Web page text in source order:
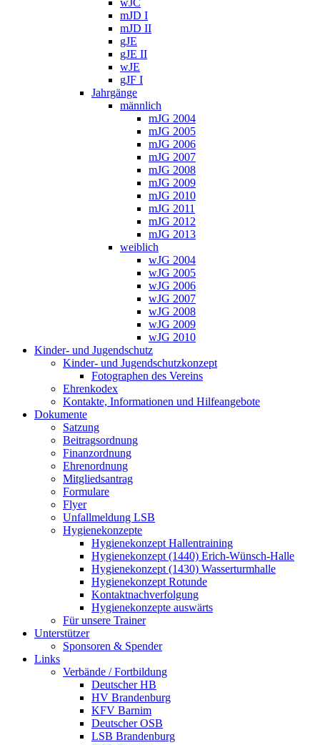
wJC
mJD I
mJD II
gJE
gJE II
wJE
gJF I
Jahrgänge
männlich
mJG 2004
mJG 2005
mJG 2006
mJG 2007
mJG 2008
mJG 2009
mJG 2010
mJG 2011
mJG 2012
mJG 2013
weiblich
wJG 2004
wJG 2005
wJG 2006
wJG 2007
wJG 2008
wJG 2009
wJG 2010
Kinder- und Jugendschutz
Kinder- und Jugendschutzkonzept
Fotographen des Vereins
Ehrenkodex
Kontakte, Informationen und Hilfeangebote
Dokumente
Satzung
Beitragsordnung
Finanzordnung
Ehrenordnung
Mitgliedsantrag
Formulare
Flyer
Unfallmeldung LSB
Hygienekonzepte
Hygienekonzept Hallentraining
Hygienekonzept (1440) Erich-Wünsch-Halle
Hygienekonzept (1430) Wasserturmhalle
Hygienekonzept Rotunde
Kontaktnachverfolgung
Hygienekonzepte auswärts
Für unsere Trainer
Unterstützer
Sponsoren & Spender
Links
Verbände / Fortbildung
Deutscher HB
HV Brandenburg
KFV Barnim
Deutscher OSB
LSB Brandenburg